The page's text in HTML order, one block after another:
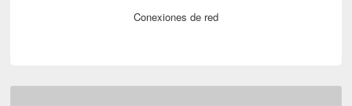
Conexiones de red